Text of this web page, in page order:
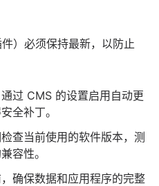
）必须保持最新，以防止
过 CMS 的设置启用自动更
全补丁。
查当前使用的软件版本，测
容性。
确保数据和应用程序的完整